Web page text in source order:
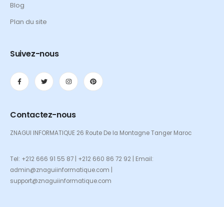
Blog
Plan du site
Suivez-nous
Contactez-nous
ZNAGUI INFORMATIQUE 26 Route De la Montagne Tanger Maroc
Tel: +212 666 91 55 87 | +212 660 86 72 92 | Email:
admin@znaguiinformatique.com |
support@znaguiinformatique.com